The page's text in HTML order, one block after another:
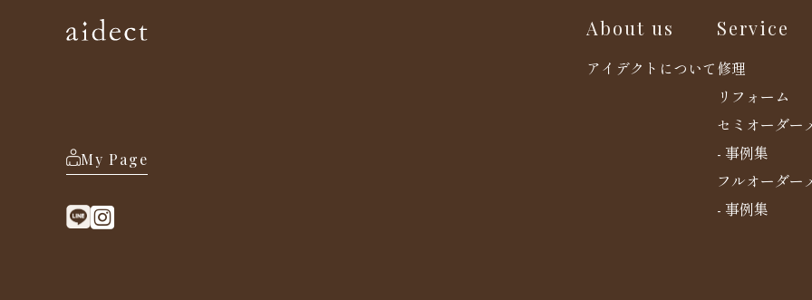
My Page
About us
アイデクトについて
Service
修理
リフォーム
セミオーダー
- 事例集
フルオーダー
- 事例集